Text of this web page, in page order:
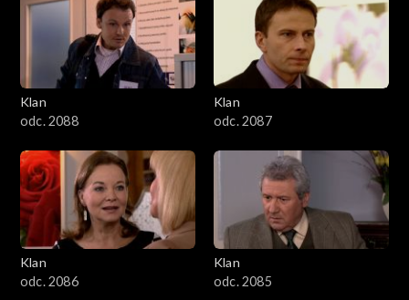
2501–2600
2401–2500
2301–2400
2201–2300
2101–2200
2001–2100
1901–2000
Klan
odc. 2088
Klan
odc. 2087
Klan
odc. 2086
Klan
odc. 2085